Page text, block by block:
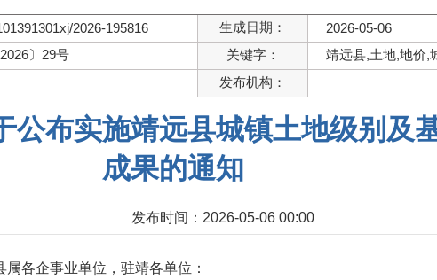
2026-195816 生成日期：
2026-05-06
〕29号 关键字：
靖远县,土地,地价,
发布机构：
公布实施靖远县城镇土地级别及
成果的通知
发布时间：2026-05-06 00:00
各企事业单位，驻靖各单位：